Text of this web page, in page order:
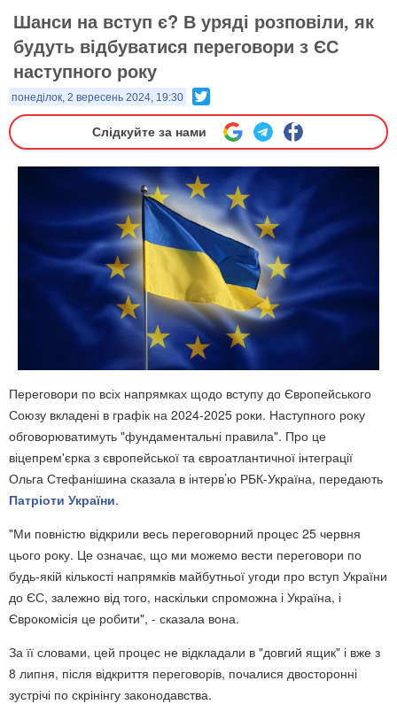
Шанси на вступ є? В уряді розповіли, як
будуть відбуватися переговори з ЄС
наступного року
понеділок, 2 вересень 2024, 19:30
Слідкуйте за нами
Переговори по всіх напрямках щодо вступу до Європейського
Союзу вкладені в графік на 2024-2025 роки. Наступного року
обговорюватимуть "фундаментальні правила". Про це
віцепрем'єрка з європейської та євроатлантичної інтеграції
Ольга Стефанішина сказала в інтерв’ю РБК-Україна, передають
Патріоти України.
"Ми повністю відкрили весь переговорний процес 25 червня
цього року. Це означає, що ми можемо вести переговори по
будь-якій кількості напрямків майбутньої угоди про вступ України
до ЄС, залежно від того, наскільки спроможна і Україна, і
Єврокомісія це робити", - сказала вона.
За її словами, цей процес не відкладали в "довгий ящик" і вже з
8 липня, після відкриття переговорів, почалися двосторонні
зустрічі по скрінінгу законодавства.